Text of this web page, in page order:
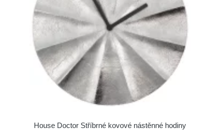
House Doctor Stříbrné kovové nástěnné hodiny